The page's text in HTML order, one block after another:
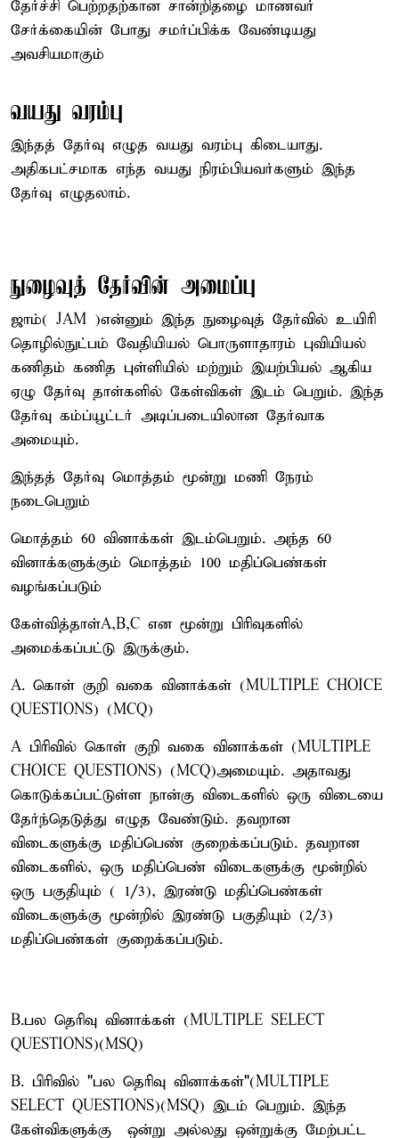
தேர்ச்சி பெற்றதற்கான சான்றிதழை மாணவர்
சேர்க்கையின் போது சமர்ப்பிக்க வேண்டியது
அவசியமாகும்
வயது வரம்பு
இந்தத் தேர்வு எழுத வயது வரம்பு கிடையாது.
அதிகபட்சமாக எந்த வயது நிரம்பியவர்களும் இந்த
தேர்வு எழுதலாம்.
நுழைவுத் தேர்வின் அமைப்பு
ஜாம்( JAM )என்னும் இந்த நுழைவுத் தேர்வில் உயிரி
தொழில்நுட்பம் வேதியியல் பொருளாதாரம் புவியியல்
கணிதம் கணித புள்ளியில் மற்றும் இயற்பியல் ஆகிய
ஏழு தேர்வு தாள்களில் கேள்விகள் இடம் பெறும். இந்த
தேர்வு கம்ப்யூட்டர் அடிப்படையிலான தேர்வாக
அமையும்.
இந்தத் தேர்வு மொத்தம் மூன்று மணி நேரம்
நடைபெறும்
மொத்தம் 60 வினாக்கள் இடம்பெறும். அந்த 60
வினாக்களுக்கும் மொத்தம் 100 மதிப்பெண்கள்
வழங்கப்படும்
கேள்வித்தாள்A,B,C என மூன்று பிரிவுகளில்
அமைக்கப்பட்டு இருக்கும்.
A. கொள் குறி வகை வினாக்கள் (MULTIPLE CHOICE
QUESTIONS) (MCQ)
A பிரிவில் கொள் குறி வகை வினாக்கள் (MULTIPLE
CHOICE QUESTIONS) (MCQ)அமையும். அதாவது
கொடுக்கப்பட்டுள்ள நான்கு விடைகளில் ஒரு விடையை
தேர்ந்தெடுத்து எழுத வேண்டும். தவறான
விடைகளுக்கு மதிப்பெண் குறைக்கப்படும். தவறான
விடைகளில், ஒரு மதிப்பெண் விடைகளுக்கு மூன்றில்
ஒரு பகுதியும் ( 1/3), இரண்டு மதிப்பெண்கள்
விடைகளுக்கு மூன்றில் இரண்டு பகுதியும் (2/3)
மதிப்பெண்கள் குறைக்கப்படும்.
B.பல தெரிவு வினாக்கள் (MULTIPLE SELECT
QUESTIONS)(MSQ)
B. பிரிவில் "பல தெரிவு வினாக்கள்"(MULTIPLE
SELECT QUESTIONS)(MSQ) இடம் பெறும். இந்த
கேள்விகளுக்கு ஒன்று அல்லது ஒன்றுக்கு மேற்பட்ட